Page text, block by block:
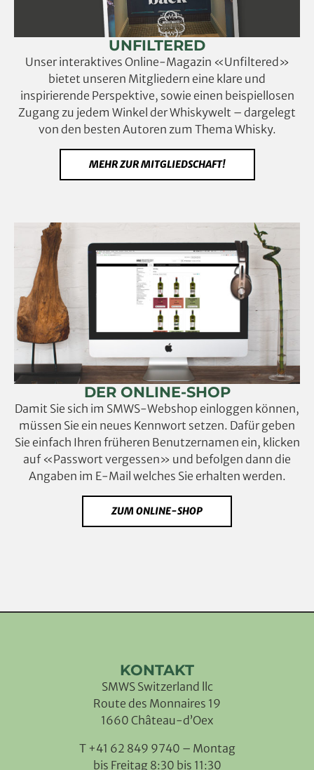
UNFILTERED
Unser interaktives Online-Magazin «Unfiltered»
bietet unseren Mitgliedern eine klare und
inspirierende Perspektive, sowie einen beispiellosen
Zugang zu jedem Winkel der Whiskywelt – dargelegt
von den besten Autoren zum Thema Whisky.
MEHR ZUR MITGLIEDSCHAFT!
DER ONLINE-SHOP
Damit Sie sich im SMWS-Webshop einloggen können,
müssen Sie ein neues Kennwort setzen. Dafür geben
Sie einfach Ihren früheren Benutzernamen ein, klicken
auf «Passwort vergessen» und befolgen dann die
Angaben im E-Mail welches Sie erhalten werden.
ZUM ONLINE-SHOP
KONTAKT
SMWS Switzerland llc
Route des Monnaires 19
1660 Château-d’Oex
T +41 62 849 9740 – Montag
bis Freitag 8:30 bis 11:30